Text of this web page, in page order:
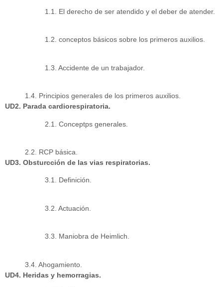
1.1. El derecho de ser atendido y el deber de atender.
1.2. conceptos básicos sobre los primeros auxilios.
1.3. Accidente de un trabajador.
1.4. Principios generales de los primeros auxilios.
UD2. Parada cardiorespiratoria.
2.1. Conceptps generales.
2.2. RCP básica.
UD3. Obsturcción de las vias respiratorias.
3.1. Definición.
3.2. Actuación.
3.3. Maniobra de Heimlich.
3.4. Ahogamiento.
UD4. Heridas y hemorragias.